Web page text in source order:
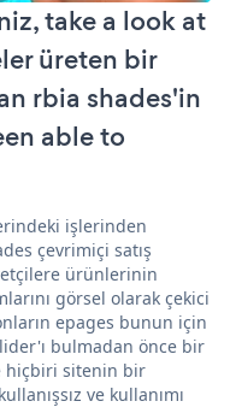
take a look at
üreten bir
rbia shades'in
able to
işlerinden
çevrimiçi satış
ürünlerinin
görsel olarak çekici
epages bunun için
bulmadan önce bir
hiçbiri sitenin bir
ve kullanımı